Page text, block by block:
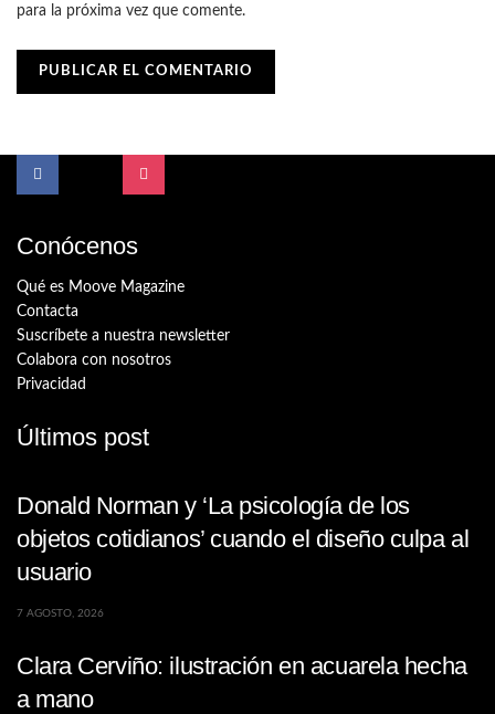
para la próxima vez que comente.
Conócenos
Qué es Moove Magazine
Contacta
Suscríbete a nuestra newsletter
Colabora con nosotros
Privacidad
Últimos post
Donald Norman y ‘La psicología de los
objetos cotidianos’ cuando el diseño culpa al
usuario
7 AGOSTO, 2026
Clara Cerviño: ilustración en acuarela hecha
a mano